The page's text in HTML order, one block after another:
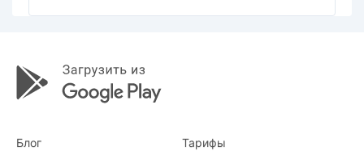
Блог Тарифы